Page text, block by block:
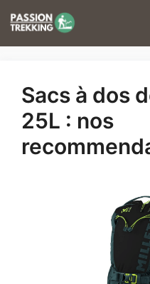
au
contenu
Sacs à dos
25L : nos